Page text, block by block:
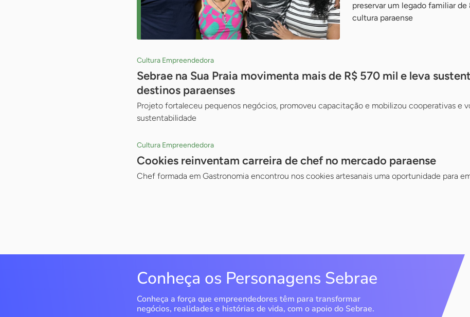
preservar um legado familiar
cultura paraense
Cultura Empreendedora
Sebrae na Sua Praia movimenta mais de R$ 570 mil e leva
destinos paraenses
Projeto fortaleceu pequenos negócios, promoveu capacitação e mobilizou cooperativas e
sustentabilidade
Cultura Empreendedora
Cookies reinventam carreira de chef no mercado paraense
Chef formada em Gastronomia encontrou nos cookies artesanais uma oportunidade para
Conheça os Personagens Sebrae
Conheça a força que empreendedores têm para transformar
negócios, realidades e histórias de vida, com o apoio do Sebrae.